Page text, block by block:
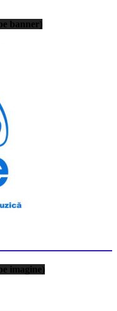
banner)
imagine)